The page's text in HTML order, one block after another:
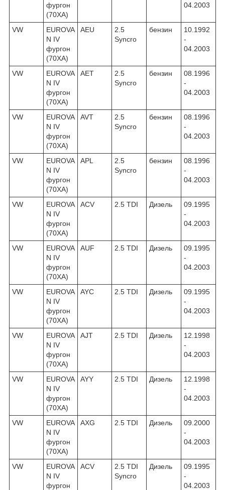
фургон
(70XA)
04.2003
VW
EUROVA
N IV
фургон
(70XA)
AEU
2.5
Syncro
бензин
10.1992
-
04.2003
VW
EUROVA
N IV
фургон
(70XA)
AET
2.5
Syncro
бензин
08.1996
-
04.2003
VW
EUROVA
N IV
фургон
(70XA)
AVT
2.5
Syncro
бензин
08.1996
-
04.2003
VW
EUROVA
N IV
фургон
(70XA)
APL
2.5
Syncro
бензин
08.1996
-
04.2003
VW
EUROVA
N IV
фургон
(70XA)
ACV 2.5 TDI Дизель
09.1995
-
04.2003
VW
EUROVA
N IV
фургон
(70XA)
AUF 2.5 TDI Дизель
09.1995
-
04.2003
VW
EUROVA
N IV
фургон
(70XA)
AYC 2.5 TDI Дизель
09.1995
-
04.2003
VW
EUROVA
N IV
фургон
(70XA)
AJT 2.5 TDI Дизель
12.1998
-
04.2003
VW
EUROVA
N IV
фургон
(70XA)
AYY 2.5 TDI Дизель
12.1998
-
04.2003
VW
EUROVA
N IV
фургон
(70XA)
AXG 2.5 TDI Дизель
09.2000
-
04.2003
VW
EUROVA
N IV
фургон
ACV
2.5 TDI
Syncro
Дизель
09.1995
-
04.2003